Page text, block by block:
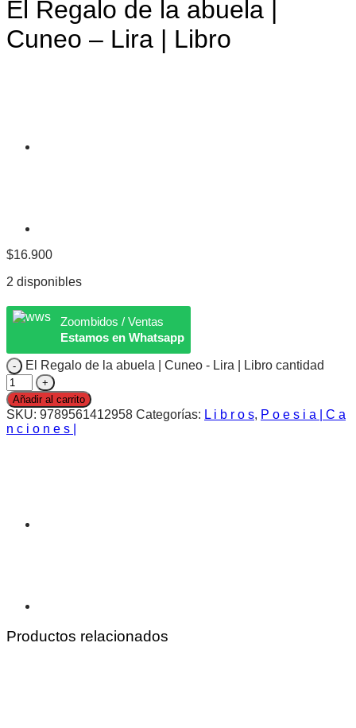
El Regalo de la abuela |
Cuneo – Lira | Libro
$16.900
2 disponibles
Zoombidos / Ventas
Estamos en Whatsapp
El Regalo de la abuela | Cuneo - Lira | Libro cantidad
Añadir al carrito
SKU: 9789561412958 Categorías: L i b r o s, P o e s i a | C a
n c i o n e s |
Productos relacionados